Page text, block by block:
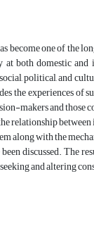
one of the
both domestic
political, and
the experiences of
makers and those
along with the
discussed. The
and altering